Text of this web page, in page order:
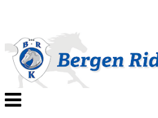
Veksle
navigasjon